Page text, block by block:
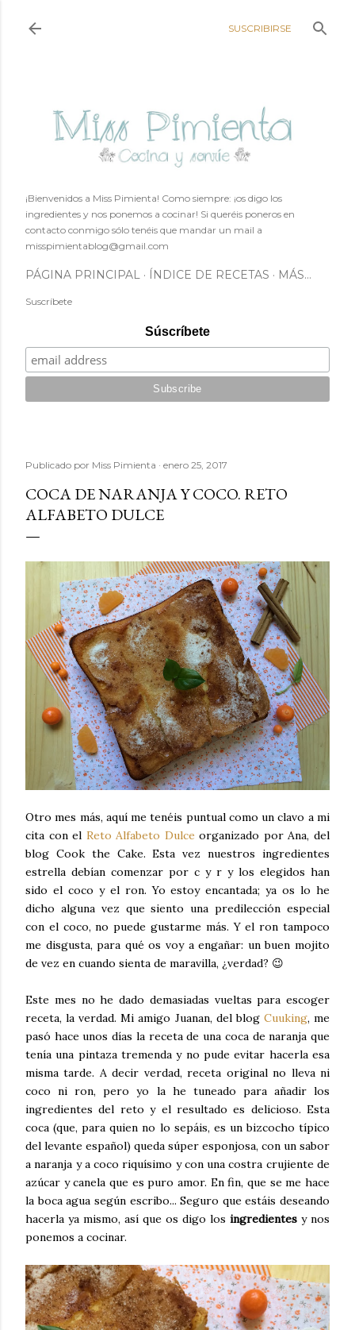
SUSCRIBIRSE
¡Bienvenidos a Miss Pimienta! Como siempre: ¡os digo los
ingredientes y nos ponemos a cocinar! Si queréis poneros en
contacto conmigo sólo tenéis que mandar un mail a
misspimientablog@gmail.com
PÁGINA PRINCIPAL ÍNDICE DE RECETAS MÁS…
Suscríbete
Súscríbete
Publicado por Miss Pimienta enero 25, 2017
COCA DE NARANJA Y COCO. RETO
ALFABETO DULCE
Otro mes más, aquí me tenéis puntual como un clavo a mi
cita con el Reto Alfabeto Dulce organizado por Ana, del
blog Cook the Cake. Esta vez nuestros ingredientes
estrella debían comenzar por c y r y los elegidos han
sido el coco y el ron. Yo estoy encantada; ya os lo he
dicho alguna vez que siento una predilección especial
con el coco, no puede gustarme más. Y el ron tampoco
me disgusta, para qué os voy a engañar: un buen mojito
de vez en cuando sienta de maravilla, ¿verdad? 😉
Este mes no he dado demasiadas vueltas para escoger
receta, la verdad. Mi amigo Juanan, del blog Cuuking, me
pasó hace unos días la receta de una coca de naranja que
tenía una pintaza tremenda y no pude evitar hacerla esa
misma tarde. A decir verdad, receta original no lleva ni
coco ni ron, pero yo la he tuneado para añadir los
ingredientes del reto y el resultado es delicioso. Esta
coca (que, para quien no lo sepáis, es un bizcocho típico
del levante español) queda súper esponjosa, con un sabor
a naranja y a coco riquísimo y con una costra crujiente de
azúcar y canela que es puro amor. En fin, que se me hace
la boca agua según escribo... Seguro que estáis deseando
hacerla ya mismo, así que os digo los ingredientes y nos
ponemos a cocinar.